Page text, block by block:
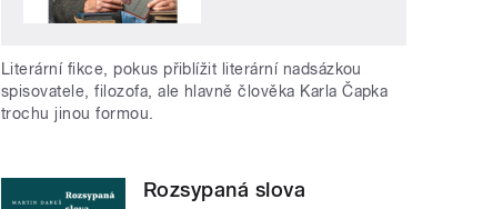
Literární fikce, pokus přiblížit literární nadsázkou
spisovatele, filozofa, ale hlavně člověka Karla Čapka
trochu jinou formou.
Rozsypaná slova